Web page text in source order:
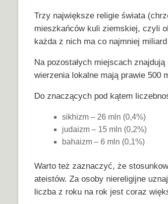
Trzy największe religie świata
mieszkańców kuli ziemskiej, czyli
każda z nich ma co najmniej
Na pozostałych miejscach
wierzenia lokalne mają prawie 500
Do znaczących pod kątem
sikhizm – 26 mln (0,4%)
judaizm – 15 mln (0,2%)
bahaizm – 6 mln (0,1%)
Warto też zaznaczyć, że
ateistów. Za osoby niereligijne
liczba z roku na rok jest coraz